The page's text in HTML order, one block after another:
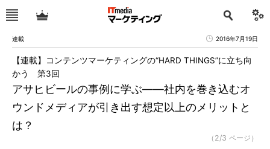
連載 2016年7月19日
アサヒビールの事例に学ぶ――社内を巻き込むオ
ウンドメディアが引き出す想定以上のメリットと
は？
【連載】コンテンツマーケティングの“HARD THINGS”に立ち向
かう 第3回
（2/3 ページ）